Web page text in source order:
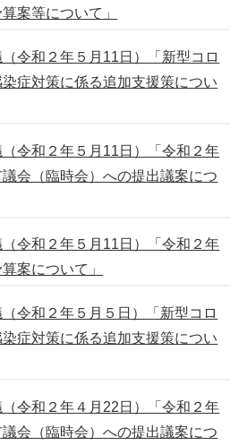
案等について」
令和２年５月11日）「新型コロ
症対策に係る追加支援策につい
令和２年５月11日）「令和２年
会（臨時会）への提出議案につ
令和２年５月11日）「令和２年
案について」
令和２年５月５日）「新型コロ
症対策に係る追加支援策につい
令和２年４月22日）「令和２年
会（臨時会）への提出議案につ